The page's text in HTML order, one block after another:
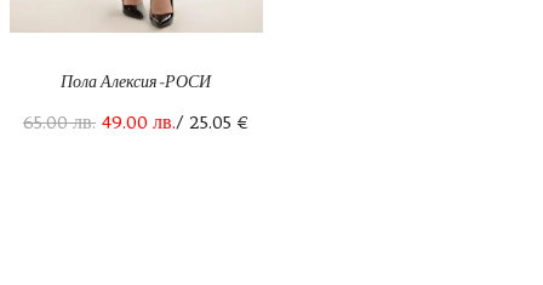
Пола Алексия-РОСИ
65.00лв. 49.00 лв./ 25.05 €